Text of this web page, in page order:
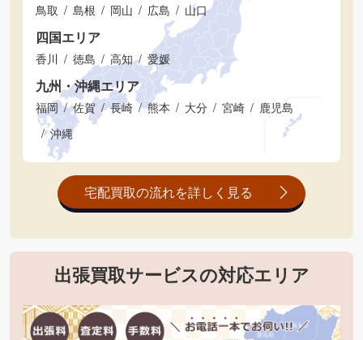
鳥取 島根 岡山 広島 山口
四国エリア
香川 徳島 高知 愛媛
九州・沖縄エリア
福岡 佐賀 長崎 熊本 大分 宮崎
鹿児島
沖縄
宅配買取の流れを詳しく見る
出張買取サービスの対応エリア